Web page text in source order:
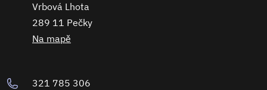
Vrbová Lhota
289 11 Pečky
Na mapě
321 785 306